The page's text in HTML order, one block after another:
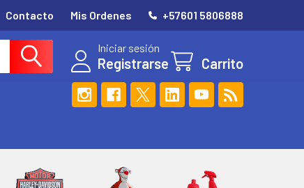
Contacto Mis Ordenes +57601 5806888
Iniciar sesión
Registrarse Carrito